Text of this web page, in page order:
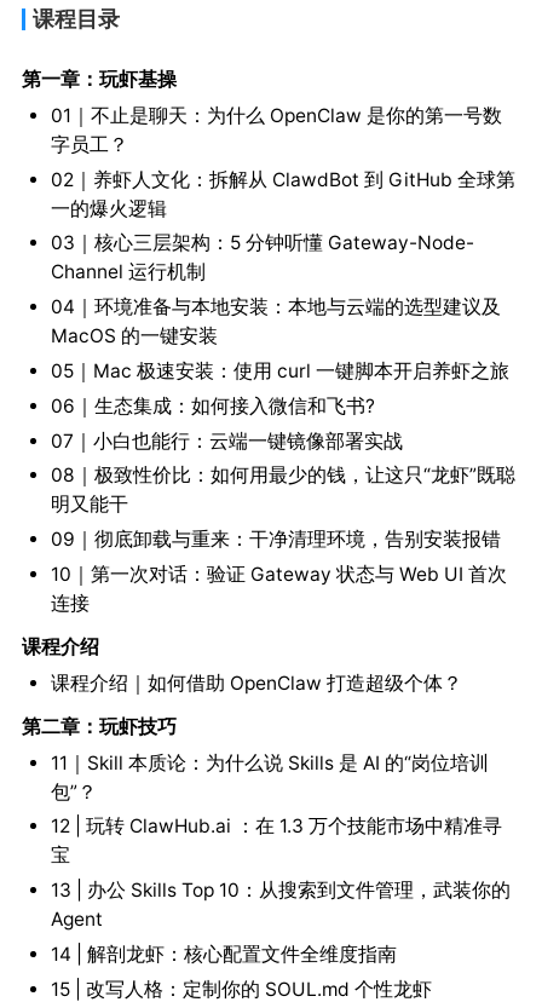
课程目录
第一章：玩虾基操
01｜不止是聊天：为什么 OpenClaw 是你的第一号数
字员工？
02｜养虾人文化：拆解从 ClawdBot 到 GitHub 全球第
一的爆火逻辑
03｜核心三层架构：5 分钟听懂 Gateway-Node-
Channel 运行机制
04｜环境准备与本地安装：本地与云端的选型建议及
MacOS 的一键安装
05｜Mac 极速安装：使用 curl 一键脚本开启养虾之旅
06｜生态集成：如何接入微信和飞书?
07｜小白也能行：云端一键镜像部署实战
08｜极致性价比：如何用最少的钱，让这只“龙虾”既聪
明又能干
09｜彻底卸载与重来：干净清理环境，告别安装报错
10｜第一次对话：验证 Gateway 状态与 Web UI 首次
连接
课程介绍
课程介绍｜如何借助 OpenClaw 打造超级个体？
第二章：玩虾技巧
11｜Skill 本质论：为什么说 Skills 是 AI 的“岗位培训
包”？
12 | 玩转 ClawHub.ai ：在 1.3 万个技能市场中精准寻
宝
13 | 办公 Skills Top 10：从搜索到文件管理，武装你的
Agent
14 | 解剖龙虾：核心配置文件全维度指南
15 | 改写人格：定制你的 SOUL.md 个性龙虾